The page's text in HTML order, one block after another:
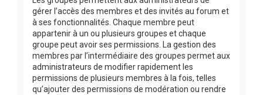
gérer l’accès des membres et des invités au forum et
à ses fonctionnalités. Chaque membre peut
appartenir à un ou plusieurs groupes et chaque
groupe peut avoir ses permissions. La gestion des
membres par l’intermédiaire des groupes permet aux
administrateurs de modifier rapidement les
permissions de plusieurs membres à la fois, telles
qu’ajouter des permissions de modération ou rendre